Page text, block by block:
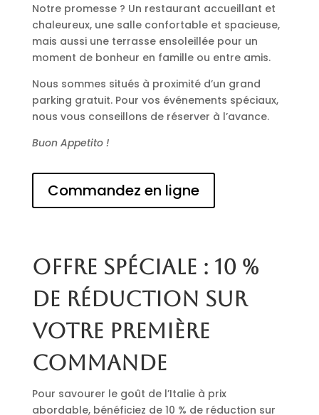
Notre promesse ? Un restaurant accueillant et
chaleureux, une salle confortable et spacieuse,
mais aussi une terrasse ensoleillée pour un
moment de bonheur en famille ou entre amis.
Nous sommes situés à proximité d’un grand
parking gratuit. Pour vos événements spéciaux,
nous vous conseillons de réserver à l’avance.
Buon Appetito !
Commandez en ligne
Offre spéciale : 10 %
de réduction sur
votre première
commande
Pour savourer le goût de l’Italie à prix
abordable, bénéficiez de 10 % de réduction sur